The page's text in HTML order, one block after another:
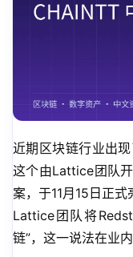
近期区块链行业出
这个由Lattice团队
案，于11月15日正式
Lattice团队将
链”，这一说法在业